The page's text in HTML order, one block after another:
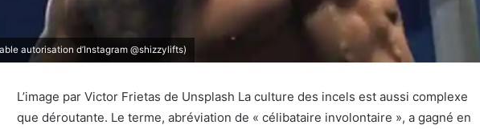
autorisation d’Instagram @shizzylifts)
L’image par Victor Frietas de Unsplash La culture des incels est aussi complexe
que déroutante. Le terme, abréviation de « célibataire involontaire », a gagné en